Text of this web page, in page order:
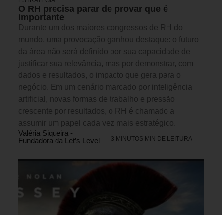
O RH precisa parar de provar que é
importante
Durante um dos maiores congressos de RH do
mundo, uma provocação ganhou destaque: o futuro
da área não será definido por sua capacidade de
justificar sua relevância, mas por demonstrar, com
dados e resultados, o impacto que gera para o
negócio. Em um cenário marcado por inteligência
artificial, novas formas de trabalho e pressão
crescente por resultados, o RH é chamado a
assumir um papel cada vez mais estratégico.
Valéria Siqueira -
Fundadora da Let’s Level
3 MINUTOS MIN DE LEITURA